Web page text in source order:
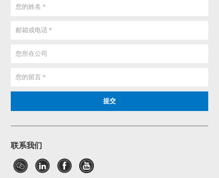
联系我们